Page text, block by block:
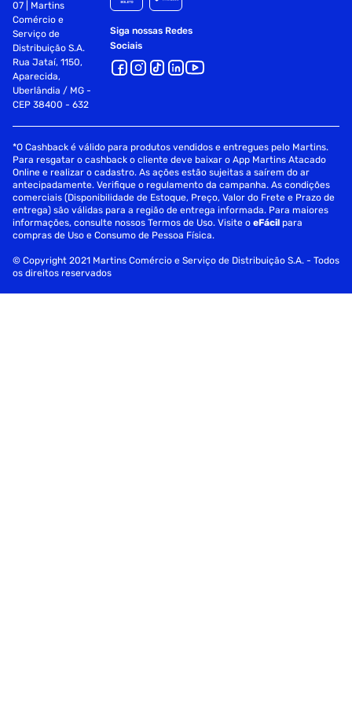
07 | Martins
Comércio e
Serviço de
Distribuição S.A.
Rua Jataí, 1150,
Aparecida,
Uberlândia / MG -
CEP 38400 - 632
Siga nossas Redes
Sociais
*O Cashback é válido para produtos vendidos e entregues pelo Martins.
Para resgatar o cashback o cliente deve baixar o App Martins Atacado
Online e realizar o cadastro. As ações estão sujeitas a saírem do ar
antecipadamente. Verifique o regulamento da campanha. As condições
comerciais (Disponibilidade de Estoque, Preço, Valor do Frete e Prazo de
entrega) são válidas para a região de entrega informada. Para maiores
informações, consulte nossos Termos de Uso. Visite oeFácil para
compras de Uso e Consumo de Pessoa Física.
© Copyright 2021 Martins Comércio e Serviço de Distribuição S.A. - Todos
os direitos reservados